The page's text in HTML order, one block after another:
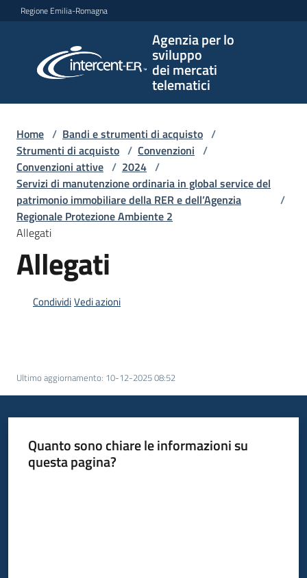
Vai al contenuto
Vai alla navigazione
Vai al footer
Regione Emilia-Romagna
Agenzia per lo
sviluppo
dei mercati
telematici
per lo
sviluppo
telematici
L'Agenzia
Bandi
e
strumenti
Supporto
telematiche
Home / Bandi e strumenti di acquisto /
Strumenti di acquisto / Convenzioni /
Convenzioni attive / 2024 /
Servizi di manutenzione ordinaria in global service del
patrimonio immobiliare della RER e dell’Agenzia
Regionale Protezione Ambiente 2
/
Allegati
Allegati
CondividiVedi azioni
Ultimo aggiornamento: 10-12-2025 08:52
Quanto sono chiare le informazioni su
questa pagina?